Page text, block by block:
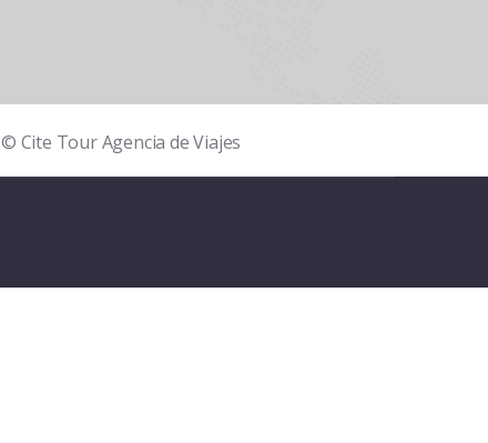
© Cite Tour Agencia de Viajes